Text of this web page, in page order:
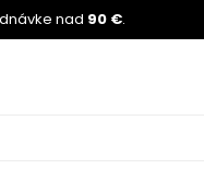
nad 90 €.